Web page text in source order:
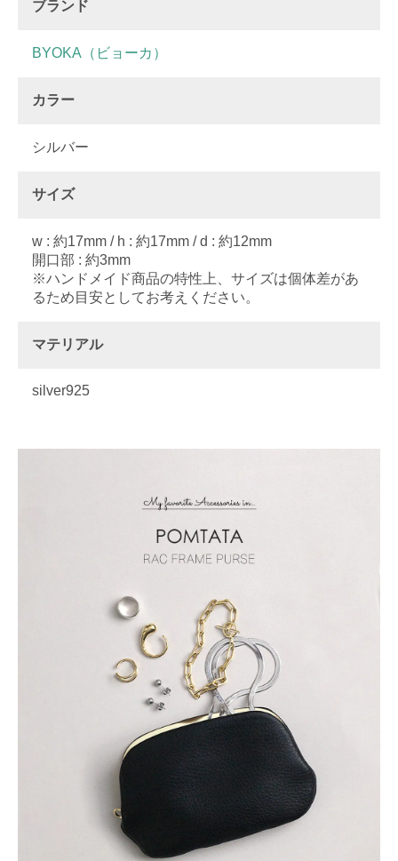
ブランド
BYOKA（ビョーカ）
カラー
シルバー
サイズ
w : 約17mm / h : 約17mm / d : 約12mm
開口部 : 約3mm
※ハンドメイド商品の特性上、サイズは個体差があ
るため目安としてお考えください。
マテリアル
silver925